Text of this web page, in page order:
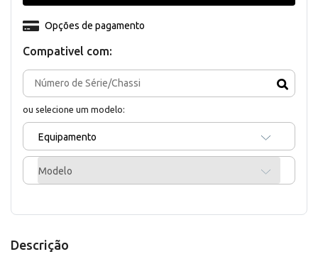
Compativel com:
ou selecione um modelo:
Equipamento
Modelo
Opções de pagamento
Descrição